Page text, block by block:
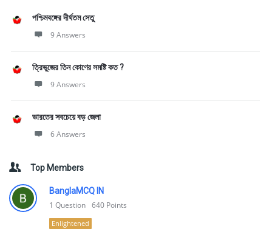
পশ্চিমবঙ্গের দীর্ঘতম সেতু
9 Answers
ত্রিভুজের তিন কোণের সমষ্টি কত ?
9 Answers
ভারতের সবচেয়ে বড় জেলা
6 Answers
Top Members
BanglaMCQ IN
1 Question 640 Points
Enlightened